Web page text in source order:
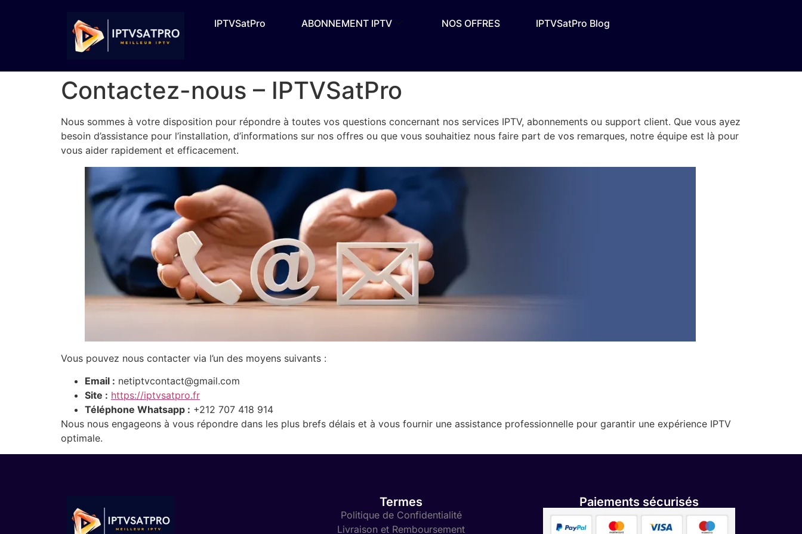
IPTVSatPro ABONNEMENT IPTV NOS OFFRES IPTVSatPro Blog
Contactez-nous – IPTVSatPro
Nous sommes à votre disposition pour répondre à toutes vos questions concernant nos services IPTV, abonnements ou support client. Que vous ayez
besoin d’assistance pour l’installation, d’informations sur nos offres ou que vous souhaitiez nous faire part de vos remarques, notre équipe est là pour
vous aider rapidement et efficacement.
Vous pouvez nous contacter via l’un des moyens suivants :
Email : netiptvcontact@gmail.com
Site : https://iptvsatpro.fr
Téléphone Whatsapp : +212 707 418 914
Nous nous engageons à vous répondre dans les plus brefs délais et à vous fournir une assistance professionnelle pour garantir une expérience IPTV
optimale.
Termes
Politique de Confidentialité
Livraison et Remboursement
Paiements sécurisés